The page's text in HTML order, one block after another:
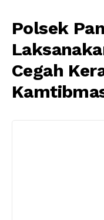
Polsek
Cegah